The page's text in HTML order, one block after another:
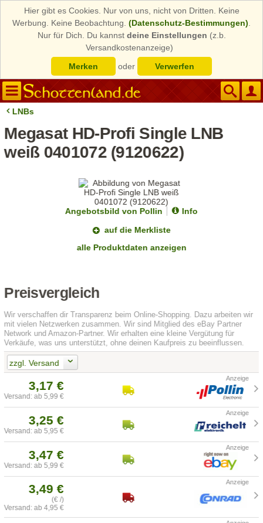
Hier gibt es Cookies. Nur von uns, nicht von Dritten. Keine
Werbung. Keine Beobachtung. (Datenschutz-Bestimmungen)
Nur für Dich. Du kannst deine Einstellungen (z.b.
Versandkostenanzeige)
Merken
oder Verwerfen
LNBs
Megasat HD-Profi Single LNB
weiß 0401072 (9120622)
Angebotsbild von Pollin
Info
auf die Merkliste
alle Produktdaten anzeigen
Preisvergleich
Wir verschaffen dir Transparenz beim Online-Shopping. Dazu arbeiten wir
mit vielen Netzwerken zusammen. Wir sind Mitglied des eBay Partner
Network und Amazon-Partner. Wir erhalten eine kleine Vergütung für
Verkäufe, was uns unterstützt, ohne deinen Kaufpreis zu beeinflussen.
zzgl. Versand
3,17 €
Versand: ab 5,99 €
3,25 €
Versand: ab 5,95 €
3,47 €
Versand: ab 5,99 €
3,49 €
(€ /)
Versand: ab 4,95 €